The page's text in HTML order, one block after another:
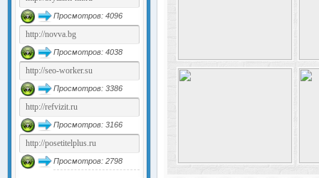
Просмотров: 4096
Просмотров: 4038
Просмотров: 3386
Просмотров: 3166
Просмотров: 2798